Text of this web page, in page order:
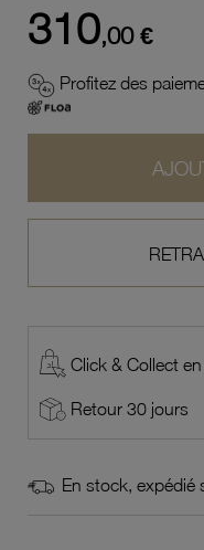
310,00 €
Profitez des
Click & Collect
Retour 30 jours
En stock, expédié